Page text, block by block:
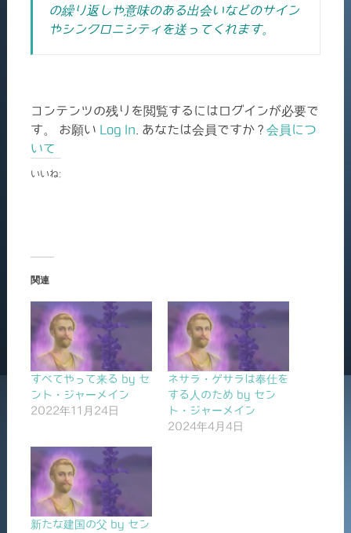
の繰り返しや意味のある出会いなどのサイン
やシンクロニシティを送ってくれます。
コンテンツの残りを閲覧するにはログインが必要で
す。 お願い Log In . あなたは会員ですか ? 会員につ
いて
いいね:
関連
すべてやって来る by セ
ント・ジャーメイン
2022年11月24日
ネサラ・ゲサラは奉仕を
する人のため by セン
ト・ジャーメイン
2024年4月4日
新たな建国の父 by セン